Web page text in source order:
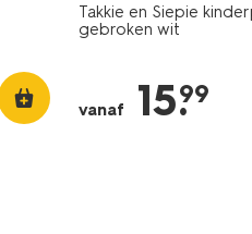
Takkie en Siepie
gebroken wit
vanaf 15.
99